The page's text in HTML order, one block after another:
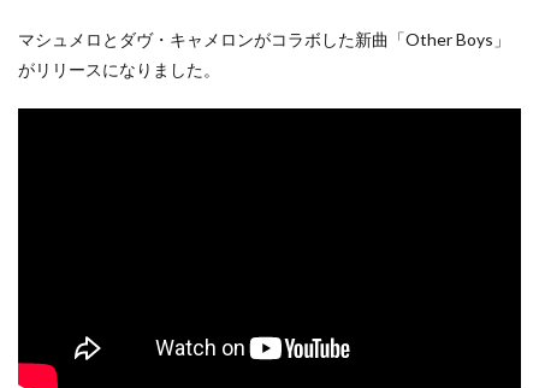
マシュメロとダヴ・キャメロンがコラボした新曲「Other Boys」
がリリースになりました。